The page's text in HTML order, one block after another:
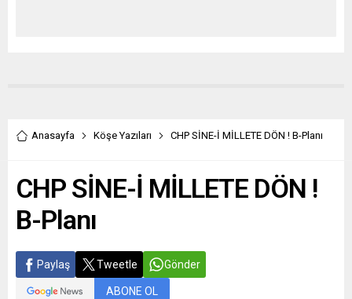
Anasayfa Köşe Yazıları CHP SİNE-İ MİLLETE DÖN ! B-Planı
CHP SİNE-İ MİLLETE DÖN !
B-Planı
Paylaş Tweetle Gönder
ABONE OL